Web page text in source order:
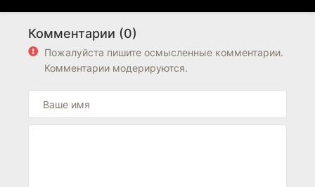
Комментарии (0)
Пожалуйста пишите осмысленные комментарии.
Комментарии модерируются.